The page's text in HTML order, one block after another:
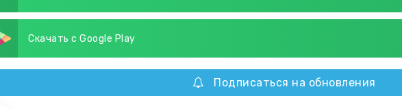
Скачать с Google Play
Подписаться на обновления